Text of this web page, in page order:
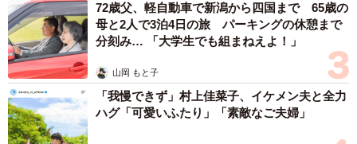
＜月光もりあさん関連情報＞
▽書籍『俺の人生を変えた育児』（Amazon）
https://amzn.asia/d/hzC9bLM
▽Instagram
https://www.instagram.com/orenoatamanonaka/
72歳父、軽自動車で新潟から四国まで 65歳の
母と2人で3泊4日の旅 パーキングの休憩まで
分刻み… 「大学生でも組まねえよ！」
山岡 もと子
「我慢できず」村上佳菜子、イケメン夫と全力
ハグ「可愛いふたり」「素敵なご夫婦」